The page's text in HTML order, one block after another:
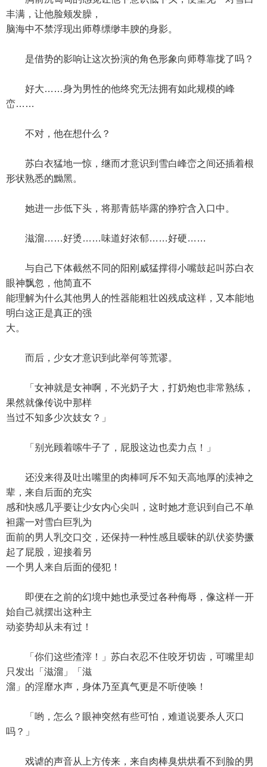
丰满，让他脸颊发臊，
脑海中不禁浮现出师尊缥缈丰腴的身影。
是借势的影响让这次扮演的角色形象向师尊靠拢了吗？
好大……身为男性的他终究无法拥有如此规模的峰
峦……
不对，他在想什么？
苏白衣猛地一惊，继而才意识到雪白峰峦之间还插着根
形状熟悉的黝黑。
她进一步低下头，将那青筋毕露的狰狞含入口中。
滋溜……好烫……味道好浓郁……好硬……
与自己下体截然不同的阳刚威猛撑得小嘴鼓起叫苏白衣
眼神飘忽，他简直不
能理解为什么其他男人的性器能粗壮凶残成这样，又本能地
明白这正是真正的强
大。
而后，少女才意识到此举何等荒谬。
「女神就是女神啊，不光奶子大，打奶炮也非常熟练，
果然就像传说中那样
当过不知多少次妓女？」
「别光顾着嗦牛子了，屁股这边也卖力点！」
还没来得及吐出嘴里的肉棒呵斥不知天高地厚的渎神之
辈，来自后面的充实
感和快感几乎要让少女内心尖叫，这时她才意识到自己不单
袒露一对雪白巨乳为
面前的男人乳交口交，还保持一种性感且暧昧的趴伏姿势撅
起了屁股，迎接着另
一个男人来自后面的侵犯！
即便在之前的幻境中她也承受过各种侮辱，像这样一开
始自己就摆出这种主
动姿势却从未有过！
「你们这些渣滓！」苏白衣忍不住咬牙切齿，可嘴里却
只发出「滋溜」「滋
溜」的淫靡水声，身体乃至真气更是不听使唤！
「哟，怎么？眼神突然有些可怕，难道说要杀人灭口
吗？」
戏谑的声音从上方传来，来自肉棒臭烘烘看不到脸的男